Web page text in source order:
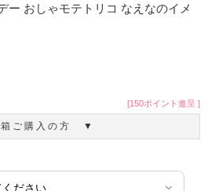
ー おしゃモテトリコ なえなのイメ
[150ポイント進呈 ]
ご購入の方 ▼